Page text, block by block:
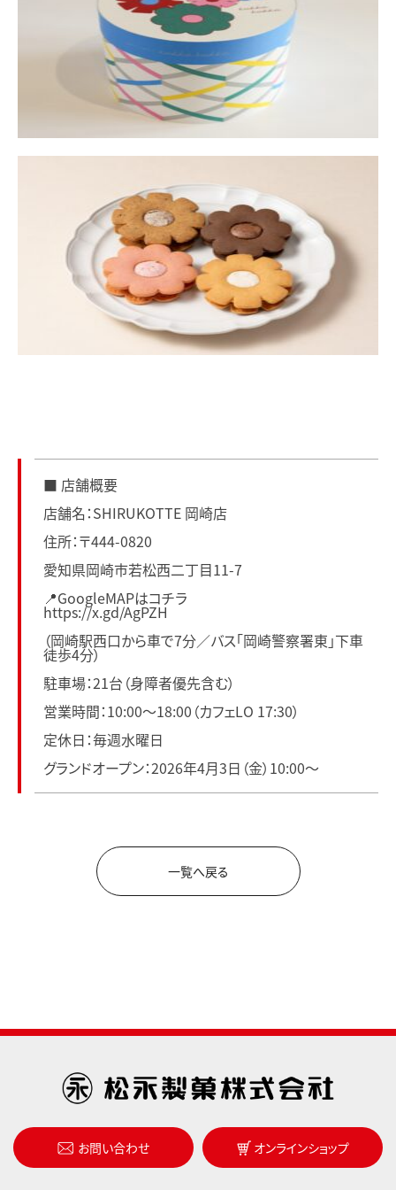
■ 店舗概要
店舗名：SHIRUKOTTE 岡崎店
住所：〒444-0820
愛知県岡崎市若松西二丁目11-7
📍GoogleMAPはコチラ
https://x.gd/AgPZH
（岡崎駅西口から車で7分／バス「岡崎警察署東」下車
徒歩4分）
駐車場：21台（身障者優先含む）
営業時間：10:00〜18:00（カフェLO 17:30）
定休日：毎週水曜日
グランドオープン：2026年4月3日（金）10:00〜
一覧へ戻る
お問い合わせ オンラインショップ